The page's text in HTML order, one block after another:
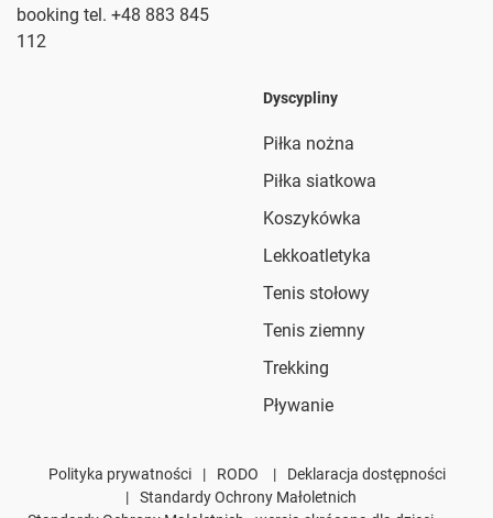
booking tel. +48 883 845
112
Dyscypliny
Piłka nożna
Piłka siatkowa
Koszykówka
Lekkoatletyka
Tenis stołowy
Tenis ziemny
Trekking
Pływanie
Polityka prywatności | RODO |
Deklaracja dostępności
|
Standardy Ochrony Małoletnich